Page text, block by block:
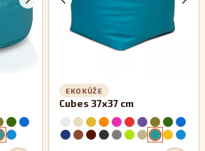
EKOKŮŽE
Cubes 37x37 cm